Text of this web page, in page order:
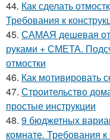
44. Как сделать
Требования к
45. САМАЯ дешевая
руками + СМЕТА.
отмостки
46. Как мотивировать
47. Строительство
простые инструкции
48. 9 бюджетных
комнате. Требования